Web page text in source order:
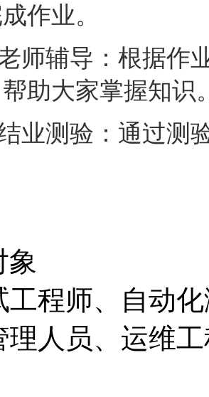
作业。
师辅导：根据作
助大家掌握知识
业测验：通过测
工程师、自动
人员、 运维